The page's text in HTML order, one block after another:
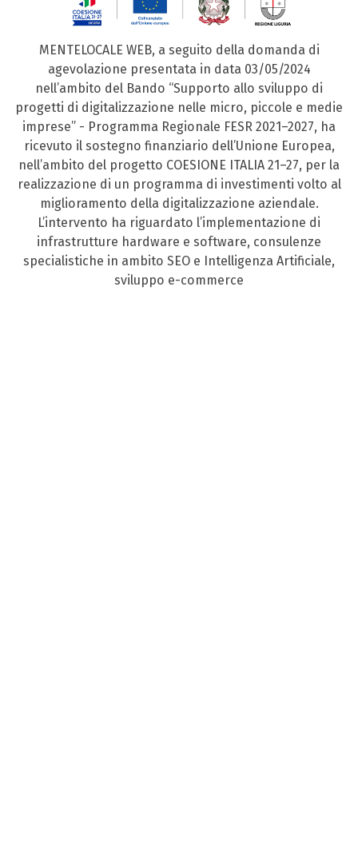
MENTELOCALE WEB, a seguito della domanda di
agevolazione presentata in data 03/05/2024
nell’ambito del Bando “Supporto allo sviluppo di
progetti di digitalizzazione nelle micro, piccole e medie
imprese” - Programma Regionale FESR 2021–2027, ha
ricevuto il sostegno finanziario dell’Unione Europea,
nell’ambito del progetto COESIONE ITALIA 21–27, per la
realizzazione di un programma di investimenti volto al
miglioramento della digitalizzazione aziendale.
L’intervento ha riguardato l’implementazione di
infrastrutture hardware e software, consulenze
specialistiche in ambito SEO e Intelligenza Artificiale,
sviluppo e-commerce